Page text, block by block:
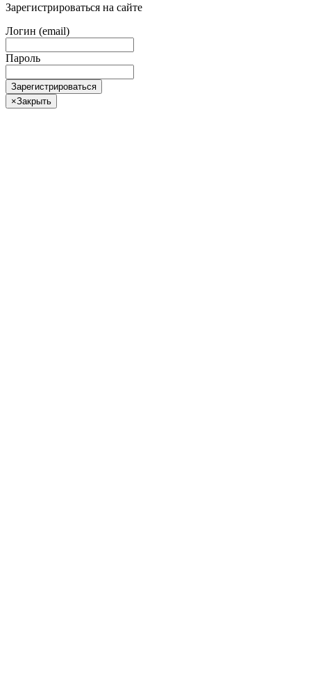
Зарегистрироваться на сайте
Логин (email)
Пароль
Зарегистрироваться
×Закрыть